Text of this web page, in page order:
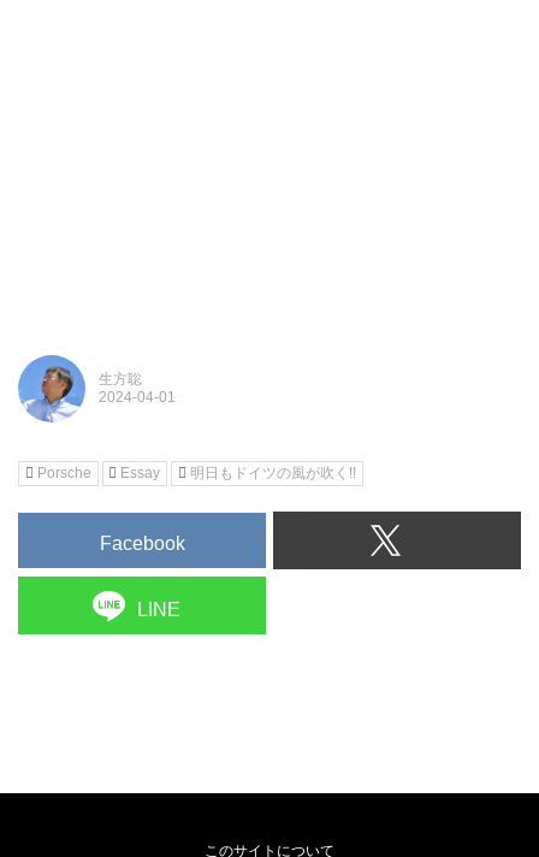
生方聡
Porsche Essay 明日もドイツの風が吹く!!
Facebook
LINE
このサイトについて